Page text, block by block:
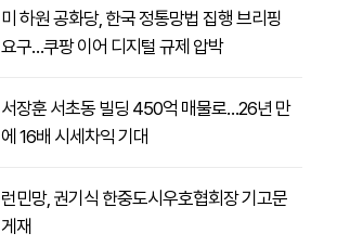
미 하원 공화당, 한국 정통망법 집행 브리핑
요구…쿠팡 이어 디지털 규제 압박
서장훈 서초동 빌딩 450억 매물로…26년 만
에 16배 시세차익 기대
런민망, 권기식 한중도시우호협회장 기고문
게재